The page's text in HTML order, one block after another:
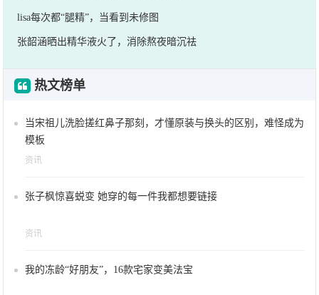
lisa每次都“腿精”，当看到未修图
张韶涵晒出精华液火了，消除熬夜暗沉祛
热文榜单
当宋祖儿洗脸搓红鼻子那刻，才懂原装与换头的区别，难怪成为
模板
资讯
张子枫惊喜蜕变 她穿的每一件我都想要链接
资讯
我的冻龄“好朋友”，16款宅家变美法宝